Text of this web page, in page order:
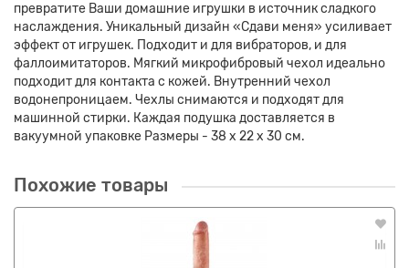
превратите Ваши домашние игрушки в источник сладкого
наслаждения. Уникальный дизайн «Сдави меня» усиливает
эффект от игрушек. Подходит и для вибраторов, и для
фаллоимитаторов. Мягкий микрофибровый чехол идеально
подходит для контакта с кожей. Внутренний чехол
водонепроницаем. Чехлы снимаются и подходят для
машинной стирки. Каждая подушка доставляется в
вакуумной упаковке Размеры - 38 х 22 х 30 см.
Похожие товары